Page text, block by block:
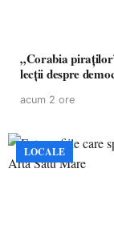
„Corabia
lecții despre
acum 2 ore
LOCALE